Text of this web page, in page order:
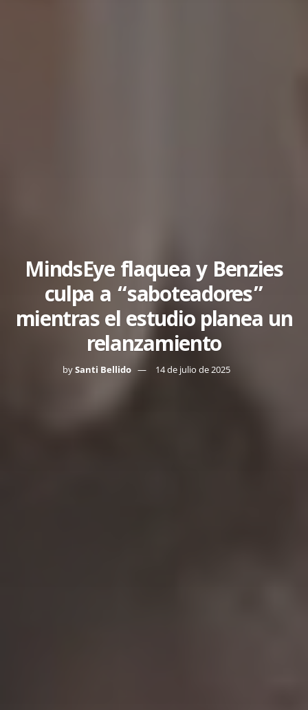
MindsEye flaquea y Benzies
culpa a “saboteadores”
mientras el estudio planea un
relanzamiento
bySanti Bellido 14 de julio de 2025